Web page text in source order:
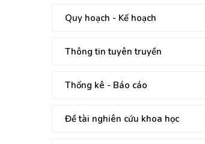
Quy hoạch - Kế hoạch
Thông tin tuyên truyền
Thống kê - Báo cáo
Đề tài nghiên cứu khoa học